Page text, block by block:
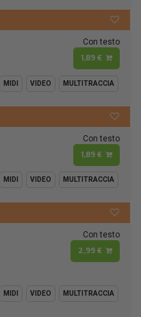
Con testo
1,89 €
MIDI VIDEO MULTITRACCIA
Con testo
1,89 €
MIDI VIDEO MULTITRACCIA
Con testo
2,99 €
MIDI VIDEO MULTITRACCIA